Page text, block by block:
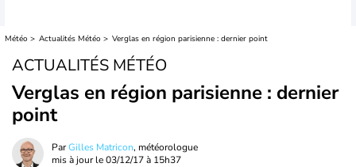
Météo Actualités Météo Verglas en région parisienne : dernier point
ACTUALITÉS MÉTÉO
Verglas en région parisienne : dernier
point
ParGilles Matricon, météorologue
mis à jour le03/12/17 à 15h37